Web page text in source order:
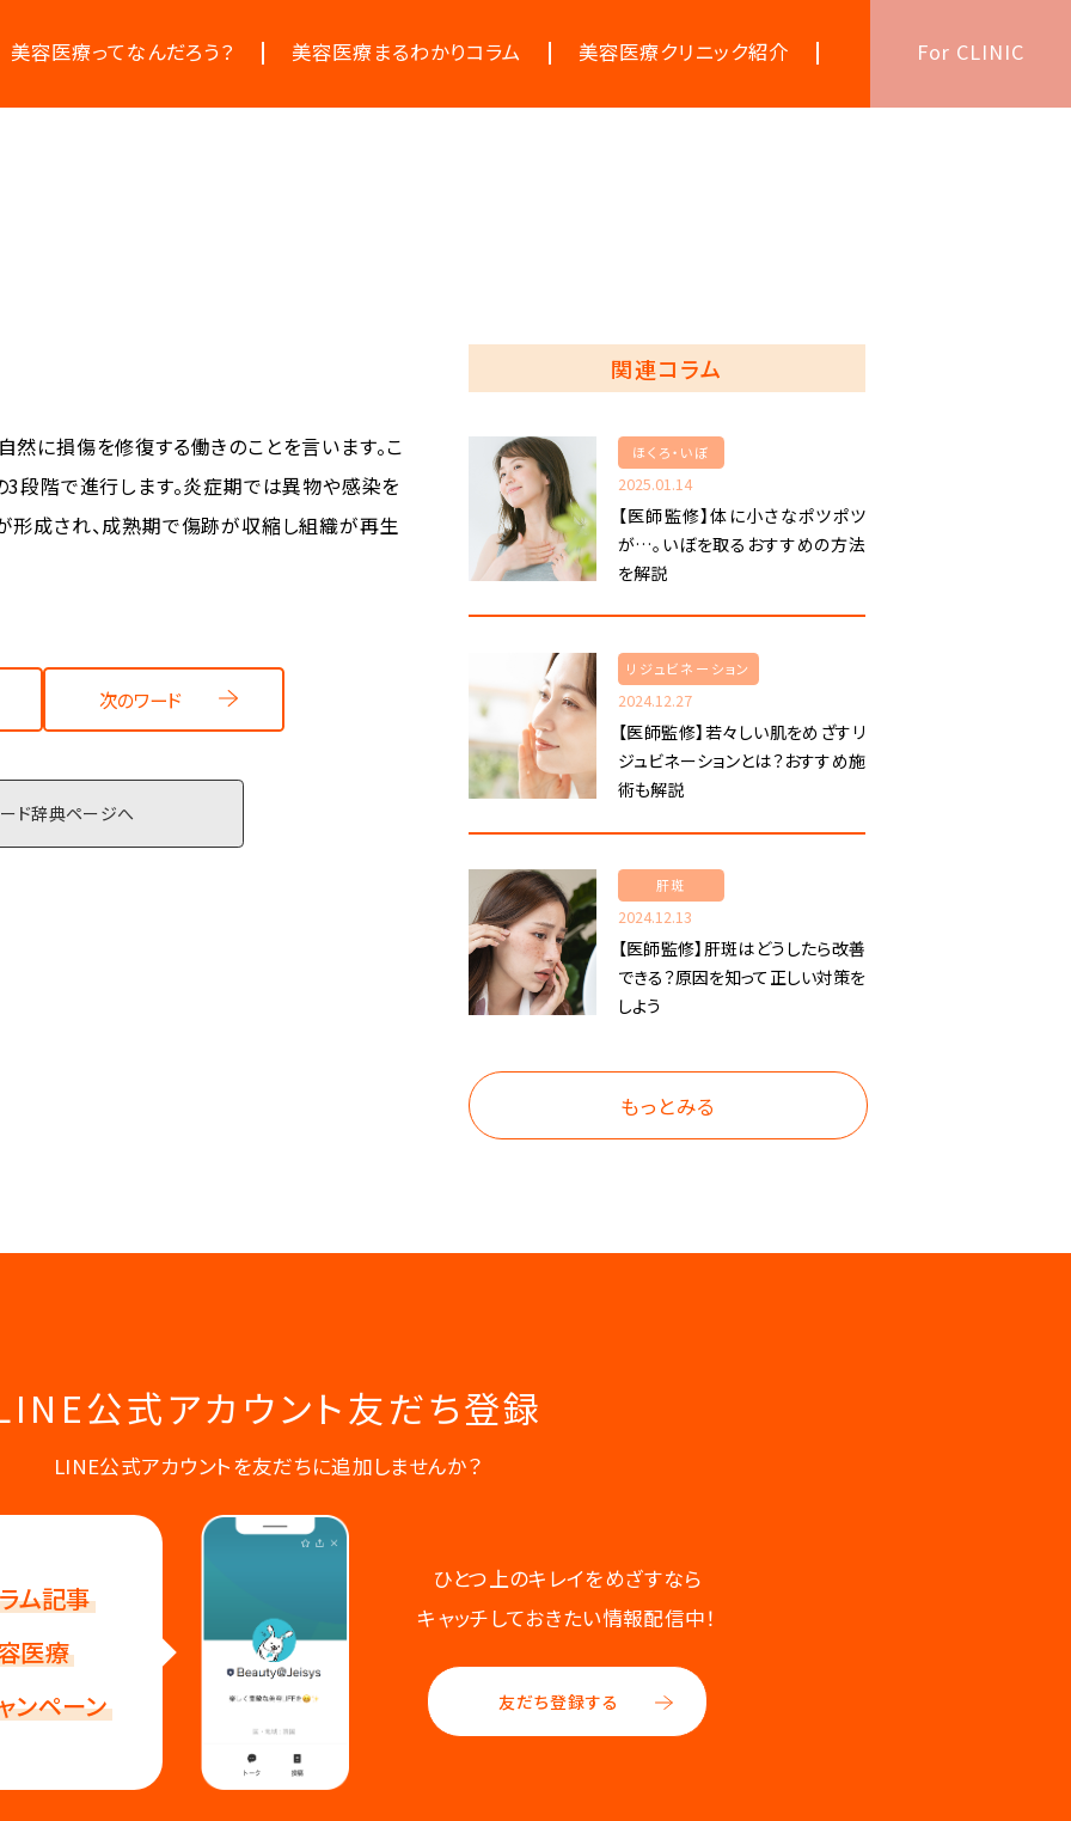
美容医療ってなんだろう？ 美容医療まるわかりコラム 美容医療クリニック紹介 For CLINIC
に損傷を修復する働きのことを言います。こ
段階で進行します。炎症期では異物や感染を
形成され、成熟期で傷跡が収縮し組織が再生
次のワード
ド辞典ページへ
関連コラム
ほくろ・いぼ
2025.01.14
【医師監修】体に小さなポツポツ
が…。いぼを取るおすすめの方法
を解説
リジュビネーション
2024.12.27
【医師監修】若々しい肌をめざすリ
ジュビネーションとは？おすすめ施
術も解説
肝斑
2024.12.13
【医師監修】肝斑はどうしたら改善
できる？原因を知って正しい対策を
しよう
もっとみる
公式アカウント友だち登録
LINE公式アカウントを友だちに追加しませんか？
ム記事
医療
ンペーン
ひとつ上のキレイをめざすなら
キャッチしておきたい情報配信中！
友だち登録する